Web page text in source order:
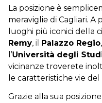
La posizione è
meraviglie di Cagliari. A
luoghi più iconici della
Remy, il Palazzo Regio
l’Università degli
vicinanze troverete
le caratteristiche vie
Grazie alla sua